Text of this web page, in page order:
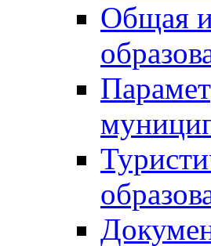
Общая